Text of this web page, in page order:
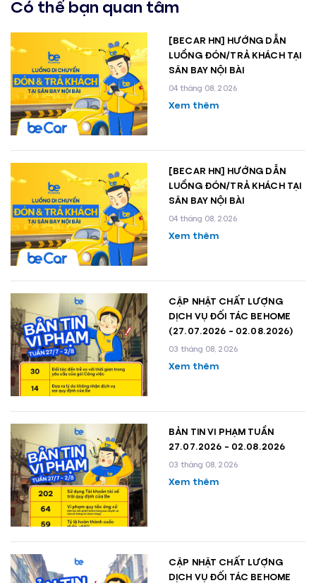
Có thể bạn quan tâm
[BECAR HN] HƯỚNG DẪN
LUỒNG ĐÓN/TRẢ KHÁCH TẠI
SÂN BAY NỘI BÀI
04 tháng 08, 2026
Xem thêm
[BECAR HN] HƯỚNG DẪN
LUỒNG ĐÓN/TRẢ KHÁCH TẠI
SÂN BAY NỘI BÀI
04 tháng 08, 2026
Xem thêm
CẬP NHẬT CHẤT LƯỢNG
DỊCH VỤ ĐỐI TÁC BEHOME
(27.07.2026 - 02.08.2026)
03 tháng 08, 2026
Xem thêm
BẢN TIN VI PHẠM TUẦN
27.07.2026 - 02.08.2026
03 tháng 08, 2026
Xem thêm
CẬP NHẬT CHẤT LƯỢNG
DỊCH VỤ ĐỐI TÁC BEHOME